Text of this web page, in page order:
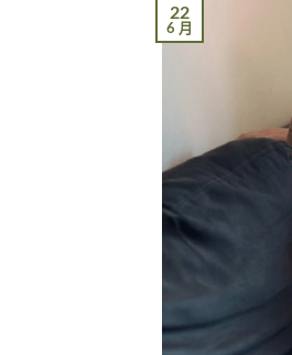
22
6 月